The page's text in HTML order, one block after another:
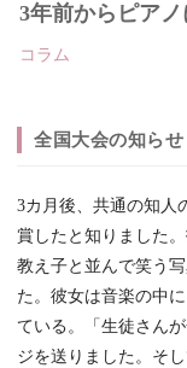
3年前からピア
コラム
全国大会の知らせ
3カ月後、共通の知人
賞したと知りました
教え子と並んで笑う
た。彼女は音楽の中
ている。「生徒さん
ジを送りました。そ